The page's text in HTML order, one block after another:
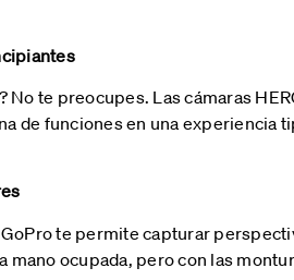
No te preocupes. Las cámaras
de funciones en una experiencia
te permite capturar
ocupada, pero con las